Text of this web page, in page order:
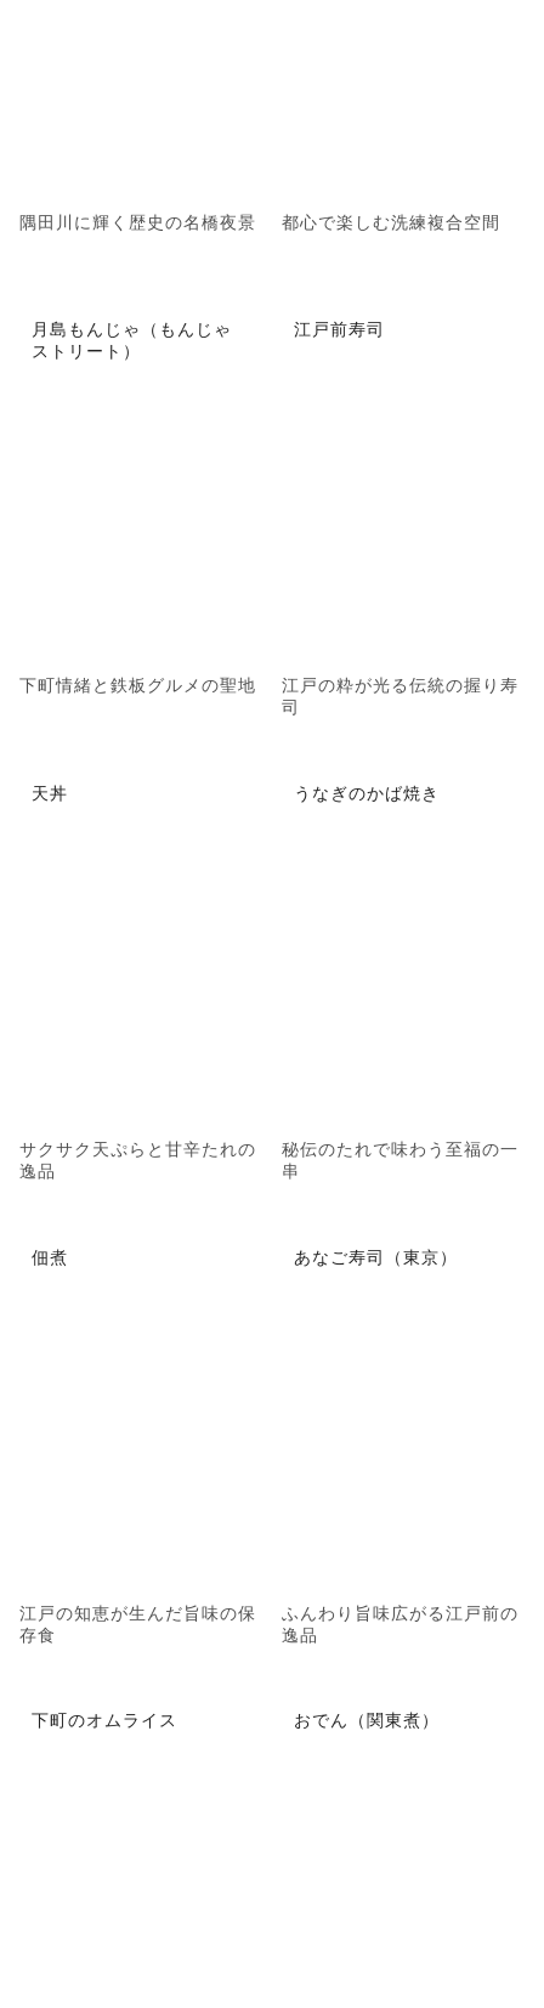
隅田川に輝く歴史の名橋夜景 都心で楽しむ洗練複合空間
月島もんじゃ（もんじゃ
ストリート）
下町情緒と鉄板グルメの聖地
江戸前寿司
江戸の粋が光る伝統の握り寿
司
天丼
サクサク天ぷらと甘辛たれの
逸品
うなぎのかば焼き
秘伝のたれで味わう至福の一
串
佃煮
江戸の知恵が生んだ旨味の保
存食
あなご寿司（東京）
ふんわり旨味広がる江戸前の
逸品
下町のオムライス おでん（関東煮）